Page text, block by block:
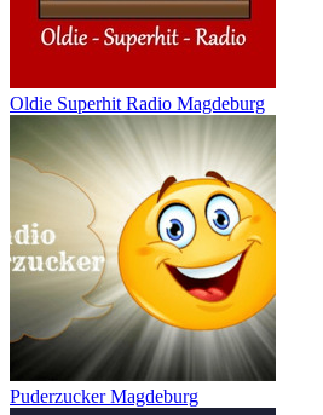
Oldie Superhit Radio Magdeburg
Puderzucker Magdeburg